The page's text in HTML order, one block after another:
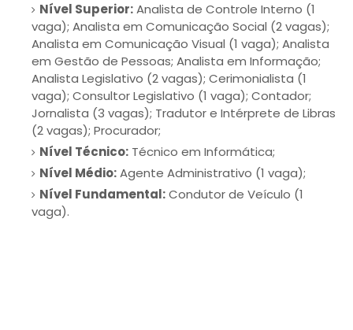
Nível Superior:Analista de Controle Interno (1
vaga); Analista em Comunicação Social (2 vagas);
Analista em Comunicação Visual (1 vaga); Analista
em Gestão de Pessoas; Analista em Informação;
Analista Legislativo (2 vagas); Cerimonialista (1
vaga); Consultor Legislativo (1 vaga); Contador;
Jornalista (3 vagas); Tradutor e Intérprete de Libras
(2 vagas); Procurador;
Nível Técnico: Técnico em Informática;
Nível Médio:Agente Administrativo (1 vaga);
Nível Fundamental:Condutor de Veículo (1
vaga).